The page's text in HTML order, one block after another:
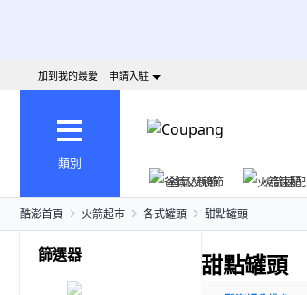
加到我的最愛 申請入駐
類別
爸氣父親節 火箭速配
酷澎首頁 火箭超市 各式罐頭 甜點罐頭
篩選器 甜點罐頭